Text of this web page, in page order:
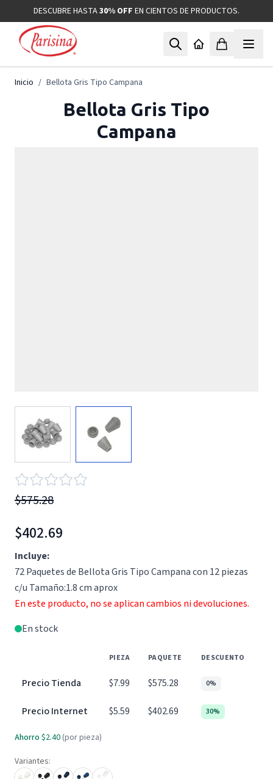
Ir al contenidoDESCUBRE HASTA30% OFF EN CIENTOS DE PRODUCTOS.
Inicio / Bellota Gris Tipo Campana
Bellota Gris Tipo
Campana
View larger imageView larger image
$575.28
$402.69
Incluye:
72 Paquetes de Bellota Gris Tipo Campana con 12 piezas
c/u Tamaño:1.8 cm aprox
En este producto, no se aplican cambios ni devoluciones.
En stock
PIEZA PAQUETE DESCUENTO
Precio Tienda $7.99 $575.28 0%
Precio Internet $5.59 $402.69 30%
Ahorro $2.40 (por pieza)
Variantes: